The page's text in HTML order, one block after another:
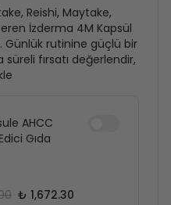
Reishi, Maytake,
İzderma 4M Kapsül
Günlük rutinine güçlü bir
fırsatı değerlendir,
AHCC
Gıda
₺ 1,672.30